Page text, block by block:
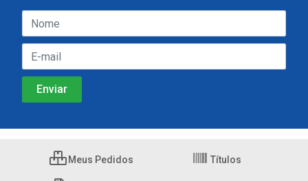
Meus Pedidos Títulos